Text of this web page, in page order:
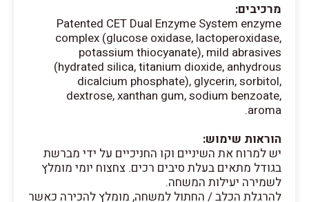
מרכיבים:
Patented CET Dual Enzyme System enzyme
complex (glucose oxidase, lactoperoxidase,
potassium thiocyanate), mild abrasives
(hydrated silica, titanium dioxide, anhydrous
dicalcium phosphate), glycerin, sorbitol,
dextrose, xanthan gum, sodium benzoate,
aroma.
הוראות שימוש:
יש למרוח את השיניים וקו החניכיים על ידי מברשת
בגודל מתאים בעלת סיבים רכים. צחצוח יומי מומלץ
לשמירה יעילות המשחה.
להרגלת הכלב / החתול למשחה, מומלץ להכירה כאשר